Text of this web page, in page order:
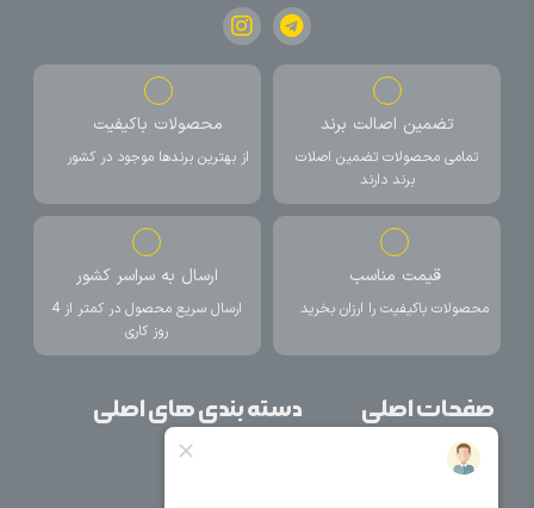
تضمین اصالت برند
تمامی محصولات تضمین اصلات
برند دارند
محصولات باکیفیت
از بهترین برندها موجود در کشور
قیمت مناسب
محصولات باکیفیت را ارزان بخرید
ارسال به سراسر کشور
ارسال سریع محصول در کمتر از 4
روز کاری
صفحات اصلی
خانه
دسته بندی های اصلی